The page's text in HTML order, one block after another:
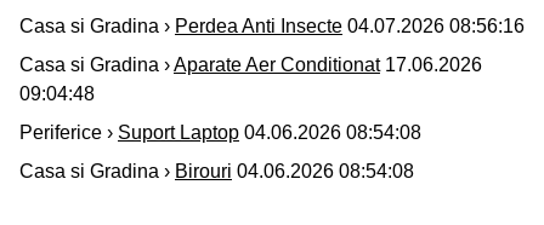
Casa si Gradina › Perdea Anti Insecte 04.07.2026 08:56:16
Casa si Gradina ›Aparate Aer Conditionat17.06.2026
09:04:48
Periferice › Suport Laptop 04.06.2026 08:54:08
Casa si Gradina › Birouri 04.06.2026 08:54:08